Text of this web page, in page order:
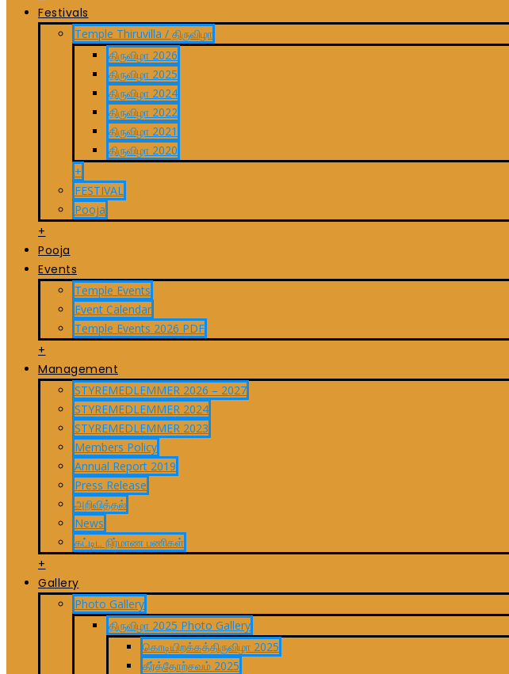
Festivals
Temple Thiruvilla / திருவிழா
திருவிழா 2026
திருவிழா 2025
திருவிழா 2024
திருவிழா 2022
திருவிழா 2021
திருவிழா 2020
+
FESTIVAL
Pooja
+
Pooja
Events
Temple Events
Event Calendar
Temple Events 2026 PDF
+
Management
STYREMEDLEMMER 2026 – 2027
STYREMEDLEMMER 2024
STYREMEDLEMMER 2023
Members Policy
Annual Report 2019
Press Release
அறிவித்தல்
News
கட்டிட நிர்மாண பணிகள்
+
Gallery
Photo Gallery
திருவிழா 2025 Photo Gallery
கொடியிறக்கத்திருவிழா 2025
தீர்த்தோற்சவம் 2025